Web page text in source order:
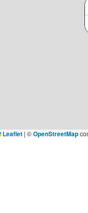
Leaflet | ©OpenStreetMap